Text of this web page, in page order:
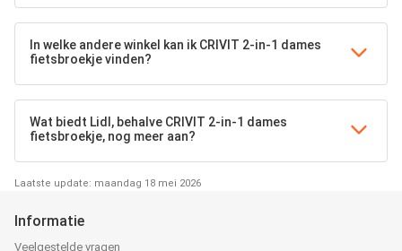
In welke andere winkel kan ik CRIVIT 2-in-1 dames
fietsbroekje vinden?
Wat biedt Lidl, behalve CRIVIT 2-in-1 dames
fietsbroekje, nog meer aan?
Laatste update: maandag 18 mei 2026
Informatie
Veelgestelde vragen